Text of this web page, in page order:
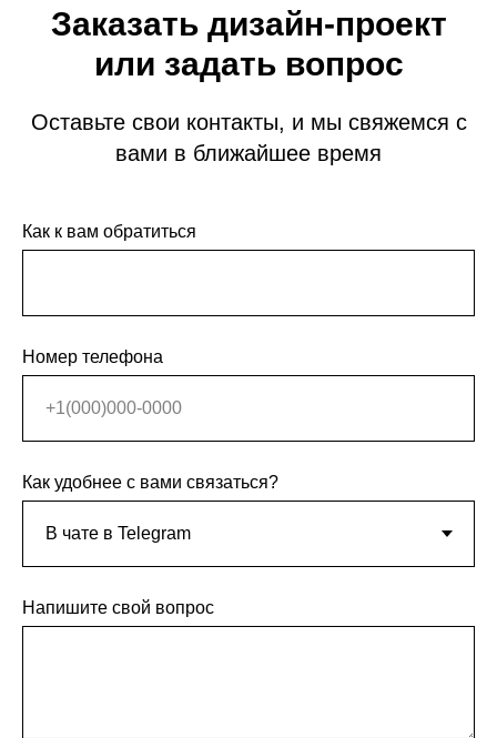
Заказать дизайн-проект
или задать вопрос
Оставьте свои контакты, и мы свяжемся с
вами в ближайшее время
Как к вам обратиться
Номер телефона
Как удобнее с вами связаться?
Напишите свой вопрос